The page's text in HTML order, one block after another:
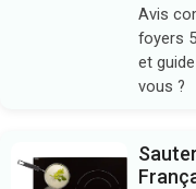
Avis
foyers
et
vous ?